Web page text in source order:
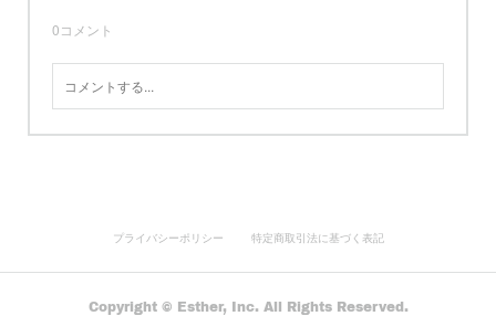
0コメント
プライバシーポリシー 特定商取引法に基づく表記
Copyright © Esther, Inc. All Rights Reserved.